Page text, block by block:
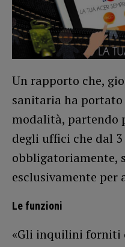
Un rapporto che,
sanitaria ha
modalità, partendo
degli uffici che dal
obbligatoriamente,
esclusivamente per
Le funzioni
«Gli inquilini forniti